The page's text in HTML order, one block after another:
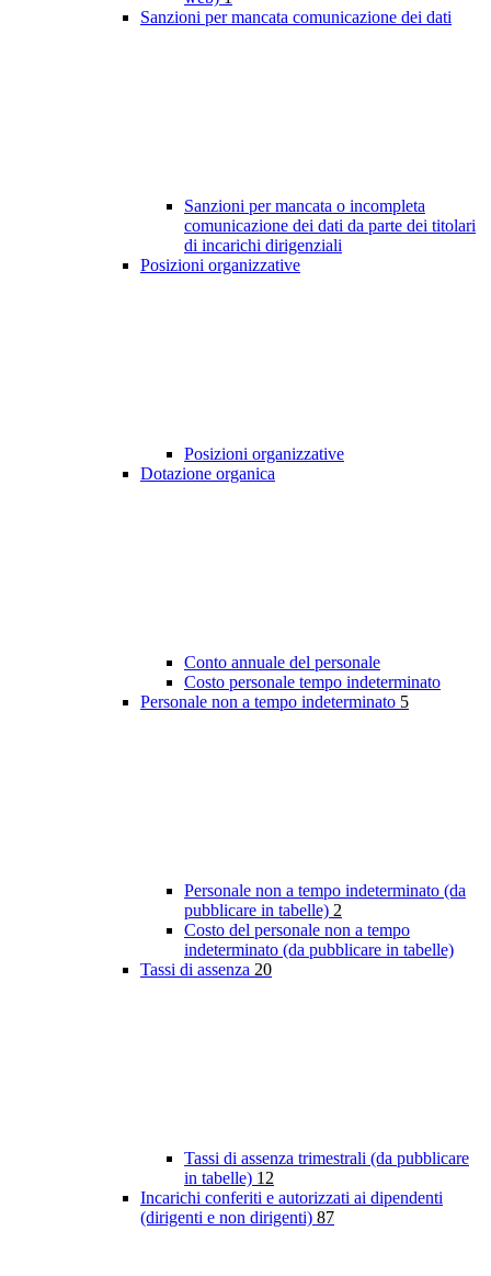
Sanzioni per mancata comunicazione dei dati
Sanzioni per mancata o incompleta
comunicazione dei dati da parte dei titolari
di incarichi dirigenziali
Posizioni organizzative
Posizioni organizzative
Dotazione organica
Conto annuale del personale
Costo personale tempo indeterminato
Personale non a tempo indeterminato 5
Personale non a tempo indeterminato (da
pubblicare in tabelle) 2
Costo del personale non a tempo
indeterminato (da pubblicare in tabelle)
Tassi di assenza 20
Tassi di assenza trimestrali (da pubblicare
in tabelle) 12
Incarichi conferiti e autorizzati ai dipendenti
(dirigenti e non dirigenti) 87